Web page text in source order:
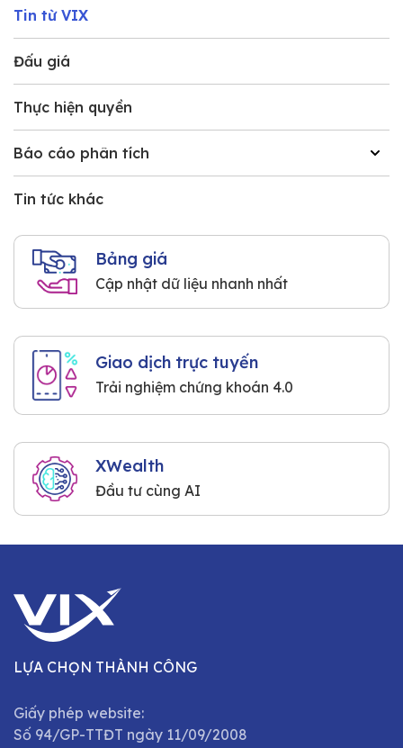
Tin từ VIX
Đấu giá
Thực hiện quyền
Báo cáo phân tích
Tin tức khác
Bảng giá
Cập nhật dữ liệu nhanh nhất
Giao dịch trực tuyến
Trải nghiệm chứng khoán 4.0
XWealth
Đầu tư cùng AI
LỰA CHỌN THÀNH CÔNG
Giấy phép website:
Số 94/GP-TTĐT ngày 11/09/2008